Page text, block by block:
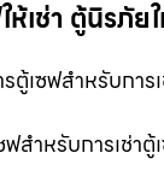
ช่า ตู้นิรภัย
เซฟสำหรับการ
สำหรับการเช่